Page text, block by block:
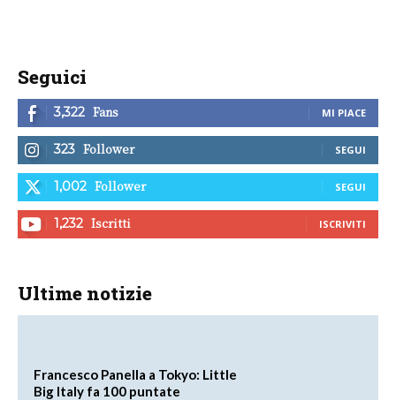
Seguici
3,322 Fans MI PIACE
323 Follower SEGUI
1,002 Follower SEGUI
1,232 Iscritti ISCRIVITI
Ultime notizie
Francesco Panella a Tokyo: Little
Big Italy fa 100 puntate